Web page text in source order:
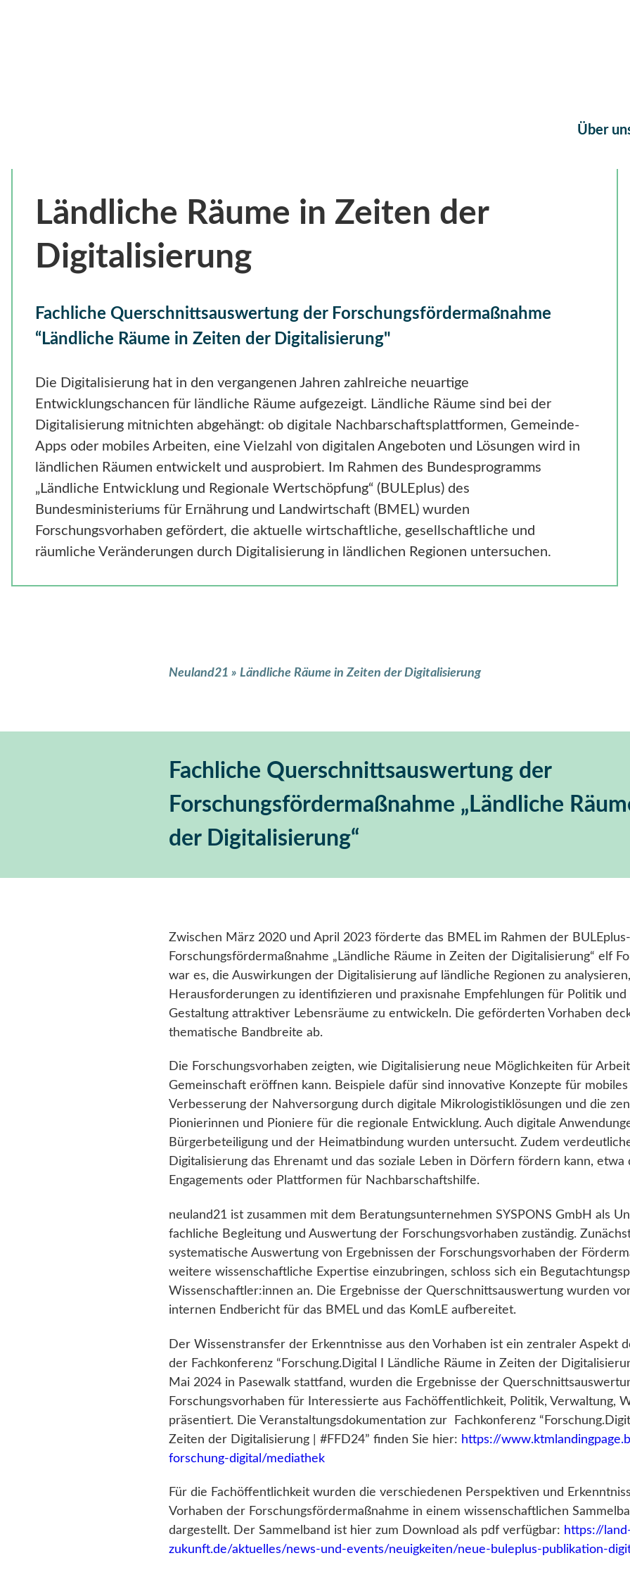
Über
Ländliche Räume in Zeiten der
Digitalisierung
Fachliche Querschnittsauswertung der Forschungsfördermaßnahme
“Ländliche Räume in Zeiten der Digitalisierung"
Die Digitalisierung hat in den vergangenen Jahren zahlreiche neuartige
Entwicklungschancen für ländliche Räume aufgezeigt. Ländliche Räume sind bei der
Digitalisierung mitnichten abgehängt: ob digitale Nachbarschaftsplattformen, Gemeinde-
Apps oder mobiles Arbeiten, eine Vielzahl von digitalen Angeboten und Lösungen wird in
ländlichen Räumen entwickelt und ausprobiert. Im Rahmen des Bundesprogramms
„Ländliche Entwicklung und Regionale Wertschöpfung“ (BULEplus) des
Bundesministeriums für Ernährung und Landwirtschaft (BMEL) wurden
Forschungsvorhaben gefördert, die aktuelle wirtschaftliche, gesellschaftliche und
räumliche Veränderungen durch Digitalisierung in ländlichen Regionen untersuchen.
Neuland21 » Ländliche Räume in Zeiten der Digitalisierung
Fachliche Querschnittsauswertung der
Forschungsfördermaßnahme „Ländliche
der Digitalisierung“
Zwischen März 2020 und April 2023 förderte das BMEL im Rahmen der BULEplus-
Forschungsfördermaßnahme „Ländliche Räume in Zeiten der Digitalisierung“ elf
war es, die Auswirkungen der Digitalisierung auf ländliche Regionen zu
Herausforderungen zu identifizieren und praxisnahe Empfehlungen für Politik und
Gestaltung attraktiver Lebensräume zu entwickeln. Die geförderten Vorhaben
thematische Bandbreite ab.
Die Forschungsvorhaben zeigten, wie Digitalisierung neue Möglichkeiten für
Gemeinschaft eröffnen kann. Beispiele dafür sind innovative Konzepte für
Verbesserung der Nahversorgung durch digitale Mikrologistiklösungen und die
Pionierinnen und Pioniere für die regionale Entwicklung. Auch digitale
Bürgerbeteiligung und der Heimatbindung wurden untersucht. Zudem
Digitalisierung das Ehrenamt und das soziale Leben in Dörfern fördern kann, etwa
Engagements oder Plattformen für Nachbarschaftshilfe.
neuland21 ist zusammen mit dem Beratungsunternehmen SYSPONS GmbH als
fachliche Begleitung und Auswertung der Forschungsvorhaben zuständig.
systematische Auswertung von Ergebnissen der Forschungsvorhaben der
weitere wissenschaftliche Expertise einzubringen, schloss sich ein
Wissenschaftler:innen an. Die Ergebnisse der Querschnittsauswertung wurden
internen Endbericht für das BMEL und das KomLE aufbereitet.
Der Wissenstransfer der Erkenntnisse aus den Vorhaben ist ein zentraler Aspekt
der Fachkonferenz “Forschung.Digital I Ländliche Räume in Zeiten der
Mai 2024 in Pasewalk stattfand, wurden die Ergebnisse der
Forschungsvorhaben für Interessierte aus Fachöffentlichkeit, Politik, Verwaltung,
präsentiert. Die Veranstaltungsdokumentation zur Fachkonferenz
Zeiten der Digitalisierung | #FFD24” finden Sie hier: https://
forschung-digital/mediathek
Für die Fachöffentlichkeit wurden die verschiedenen Perspektiven und
Vorhaben der Forschungsfördermaßnahme in einem wissenschaftlichen
dargestellt. Der Sammelband ist hier zum Download als pdf verfügbar: https://
zukunft.de/aktuelles/news-und-events/neuigkeiten/neue-buleplus-publikation-